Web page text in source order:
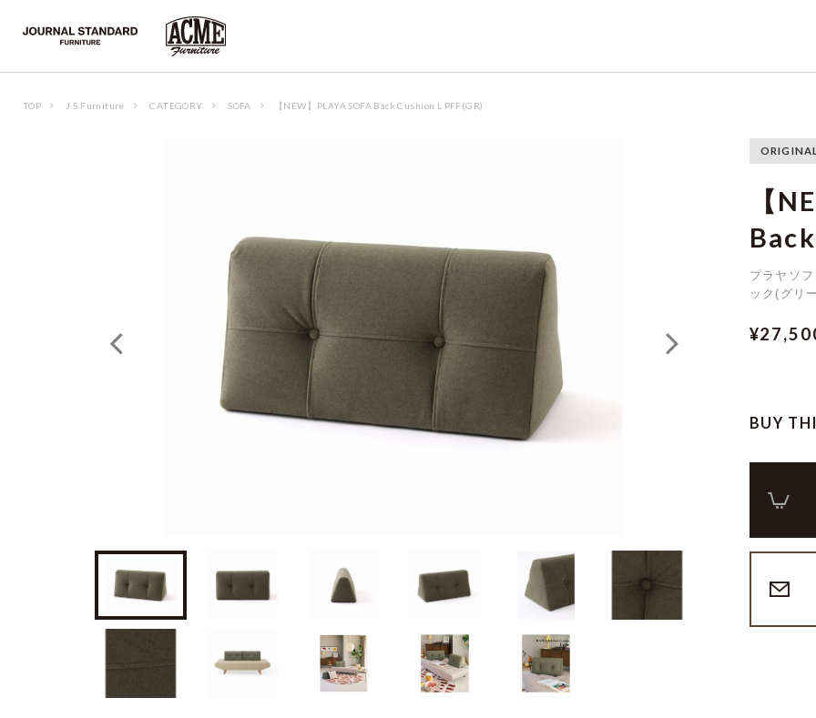
TOP J.S.Furniture CATEGORY SOFA 【NEW】PLAYA SOFA Back Cushion L PFF(GR)
【
プラヤソ
ック(グリ
BUY